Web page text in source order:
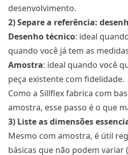
desenvolvimento.
2) Separe a referência:
Desenho técnico: ideal
quando você já tem as
Amostra: ideal quando você
peça existente com fidelidade.
Como a Sillflex fabrica com
amostra, esse passo é o que
3) Liste as dimensões
Mesmo com amostra, é útil
básicas que não podem